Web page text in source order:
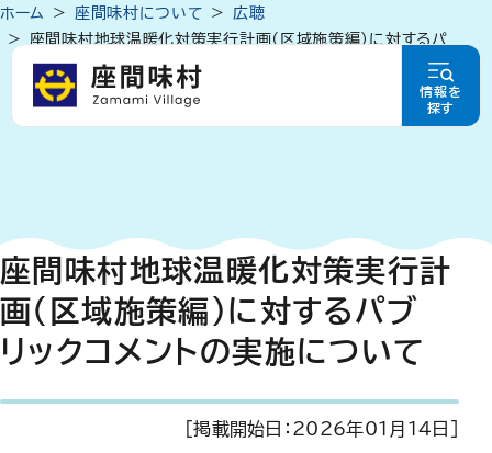
情報を
探す
ホーム 座間味村について
広聴
座間味村地球温暖化対策実行計画（区域施策編）に対するパ
ブリックコメントの実施について
座間味村地球温暖化対策実行計
画（区域施策編）に対するパブ
リックコメントの実施について
[掲載開始日： 2026年01月14日